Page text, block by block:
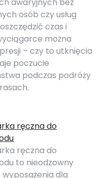
osób czy usług
czas i
można
– czy to utknięcia
poczucie
podczas podróży
ręczna do
ręczna do
to nieodzowny
dla